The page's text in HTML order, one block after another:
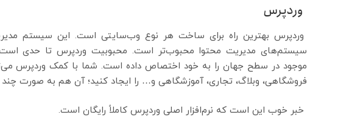
وردپرس
وردپرس بهترین راه برای ساخت هر نوع وب‌سایتی است. این سیستم
موجود در سطح جهان را به خود اختصاص داده است. شما با کمک وردپرس
فروشگاهی، وبلاگ، تجاری، آموزشگاهی و… را ایجاد کنید؛ آن هم به صورت چند
خبر خوب این است که نرم‌افزار اصلی وردپرس کاملاً رایگان است.